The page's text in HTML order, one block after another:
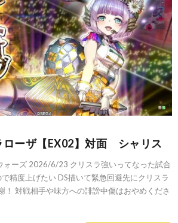
ローザ【EX02】対面 シャリス
ォーズ 2026/6/23 クリスラ強いってなった試合
精度上げたい DS描いて緊急回避先にクリスラ
！ 対戦相手や味方への誹謗中傷はおやめくださ